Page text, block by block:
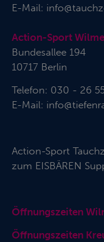
E-Mail:
Action-Sport
Bundesallee 194
10717 Berlin
Telefon: 030 - 26
E-Mail:
Action-Sport
zum EISBÄREN
Öffnungszeiten
Öffnungszeiten